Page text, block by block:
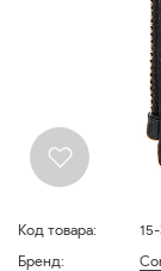
Код товара:
Бренд: